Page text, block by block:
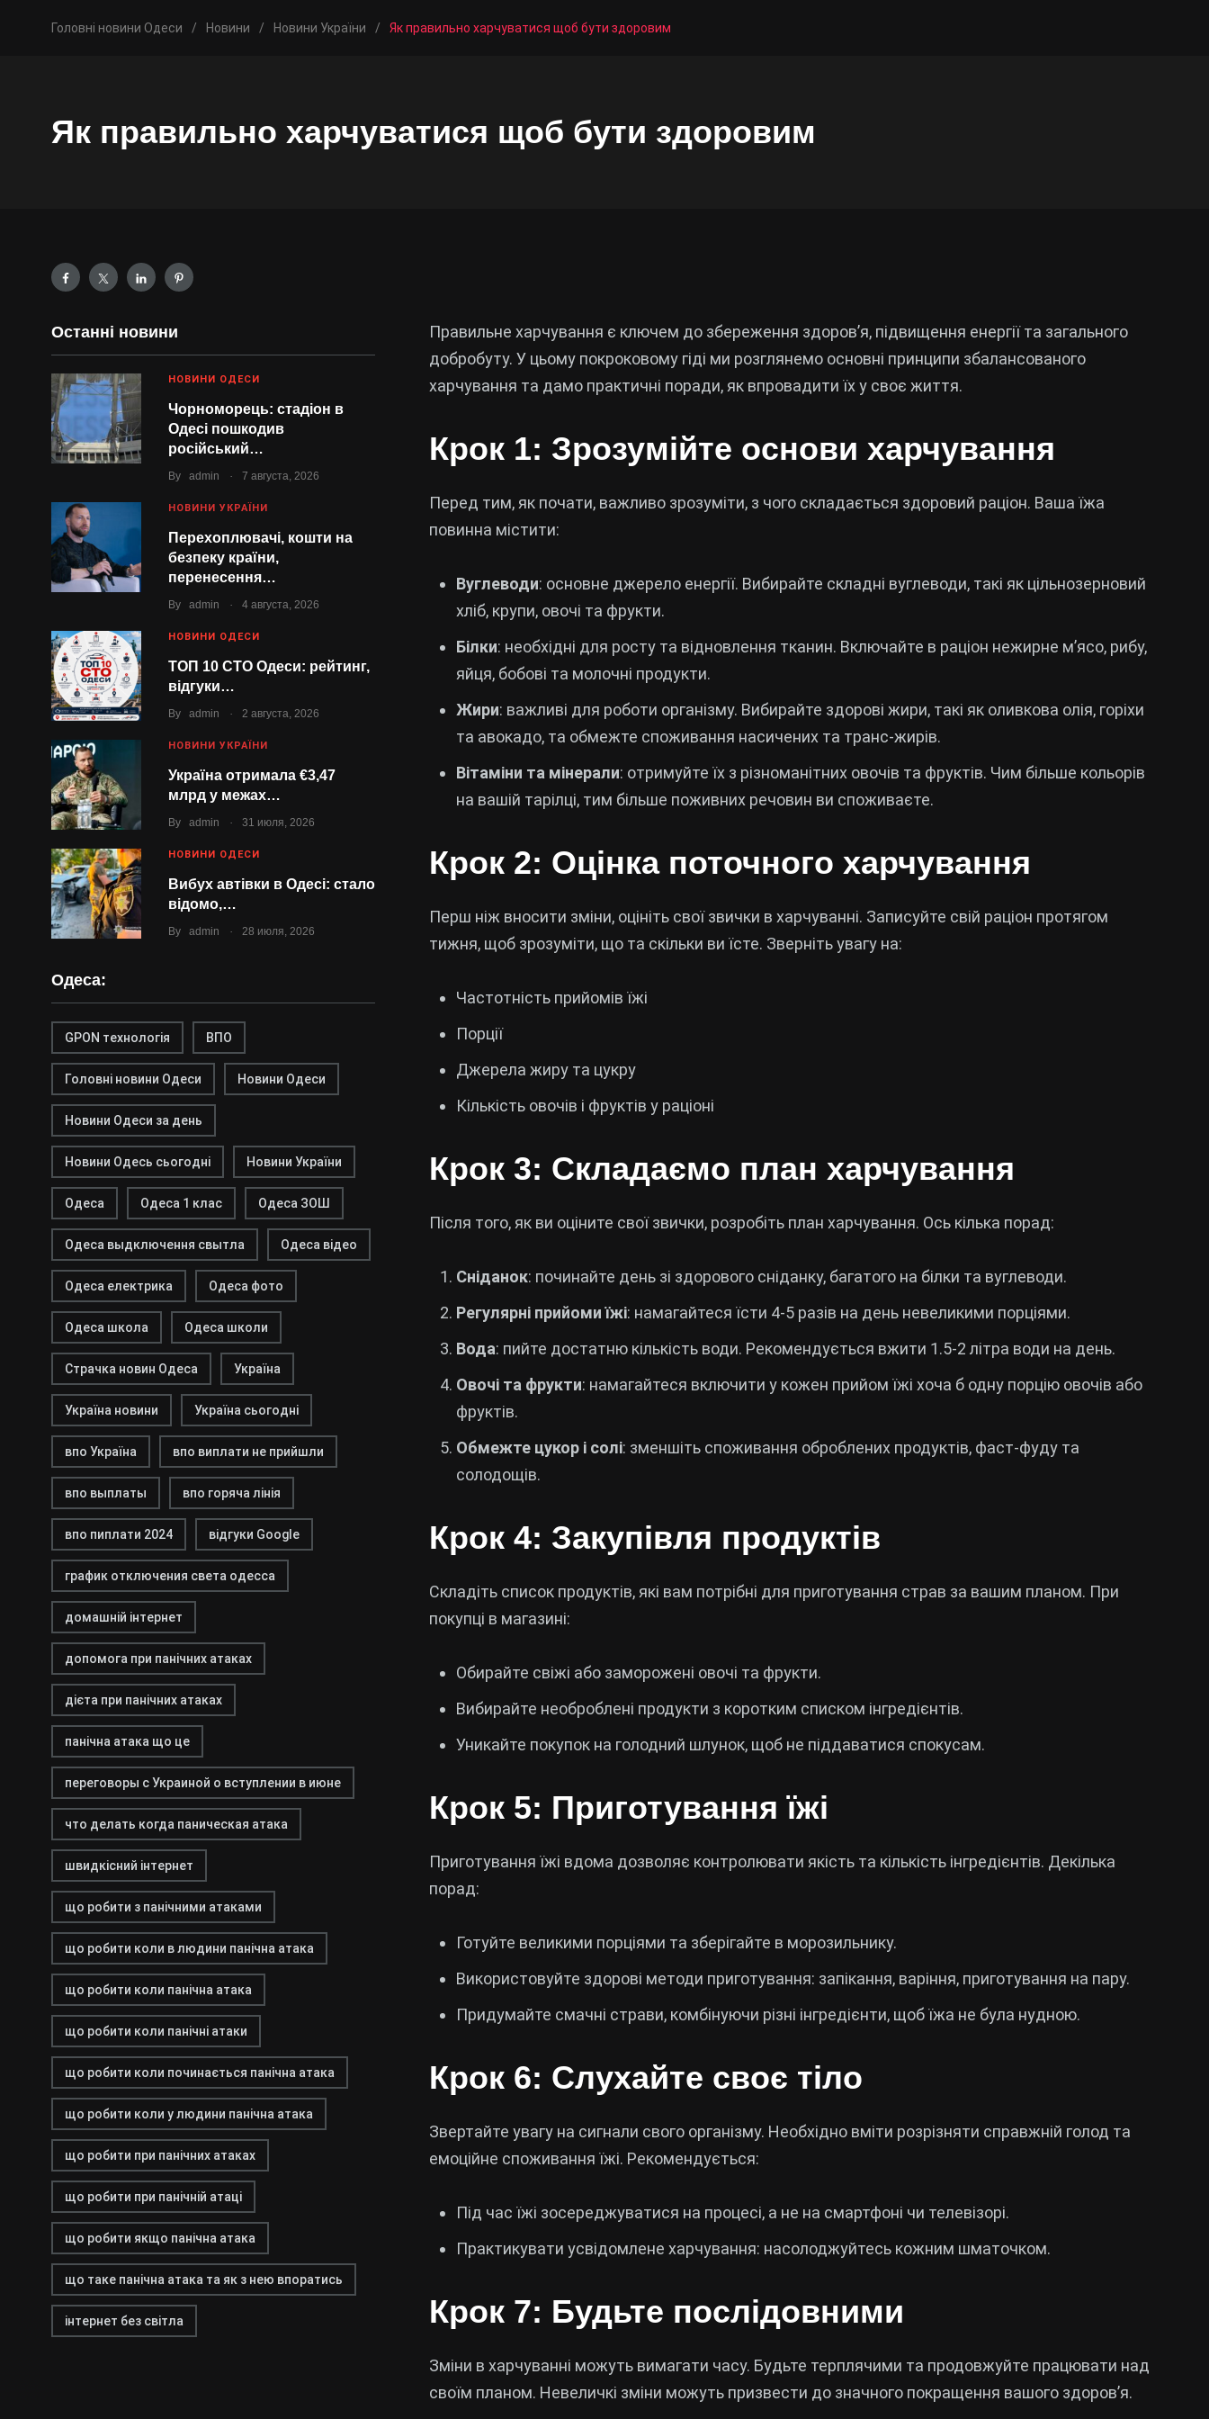
Головні новини Одеси / Новини / Новини України / Як правильно харчуватися щоб бути здоровим
Як правильно харчуватися щоб бути здоровим
Останні новини
НОВИНИ ОДЕСИ
Чорноморець: стадіон в
Одесі пошкодив
російський…
By admin . 7 августа, 2026
НОВИНИ УКРАЇНИ
Перехоплювачі, кошти на
безпеку країни,
перенесення…
By admin . 4 августа, 2026
НОВИНИ ОДЕСИ
ТОП 10 СТО Одеси: рейтинг,
відгуки…
By admin . 2 августа, 2026
НОВИНИ УКРАЇНИ
Україна отримала €3,47
млрд у межах…
By admin . 31 июля, 2026
НОВИНИ ОДЕСИ
Вибух автівки в Одесі: стало
відомо,…
By admin . 28 июля, 2026
Одеса:
GPON технологія ВПО
Головні новини Одеси Новини Одеси
Новини Одеси за день
Новини Одесь сьогодні Новини України
Одеса Одеса 1 клас Одеса ЗОШ
Одеса выдключення свытла Одеса відео
Одеса електрика Одеса фото
Одеса школа Одеса школи
Страчка новин Одеса Україна
Україна новини Україна сьогодні
впо Україна впо виплати не прийшли
впо выплаты впо горяча лінія
впо пиплати 2024 відгуки Google
график отключения света одесса
домашній інтернет
допомога при панічних атаках
дієта при панічних атаках
панічна атака що це
переговоры с Украиной о вступлении в июне
что делать когда паническая атака
швидкісний інтернет
що робити з панічними атаками
що робити коли в людини панічна атака
що робити коли панічна атака
що робити коли панічні атаки
що робити коли починається панічна атака
що робити коли у людини панічна атака
що робити при панічних атаках
що робити при панічній атаці
що робити якщо панічна атака
що таке панічна атака та як з нею впоратись
інтернет без світла
Правильне харчування є ключем до збереження здоров’я, підвищення енергії та загального
добробуту. У цьому покроковому гіді ми розглянемо основні принципи збалансованого
харчування та дамо практичні поради, як впровадити їх у своє життя.
Крок 1: Зрозумійте основи харчування
Перед тим, як почати, важливо зрозуміти, з чого складається здоровий раціон. Ваша їжа
повинна містити:
Вуглеводи: основне джерело енергії. Вибирайте складні вуглеводи, такі як цільнозерновий
хліб, крупи, овочі та фрукти.
Білки: необхідні для росту та відновлення тканин. Включайте в раціон нежирне м’ясо, рибу,
яйця, бобові та молочні продукти.
Жири: важливі для роботи організму. Вибирайте здорові жири, такі як оливкова олія, горіхи
та авокадо, та обмежте споживання насичених та транс-жирів.
Вітаміни та мінерали: отримуйте їх з різноманітних овочів та фруктів. Чим більше кольорів
на вашій тарілці, тим більше поживних речовин ви споживаєте.
Крок 2: Оцінка поточного харчування
Перш ніж вносити зміни, оцініть свої звички в харчуванні. Записуйте свій раціон протягом
тижня, щоб зрозуміти, що та скільки ви їсте. Зверніть увагу на:
Частотність прийомів їжі
Порції
Джерела жиру та цукру
Кількість овочів і фруктів у раціоні
Крок 3: Складаємо план харчування
Після того, як ви оціните свої звички, розробіть план харчування. Ось кілька порад:
Сніданок: починайте день зі здорового сніданку, багатого на білки та вуглеводи.
Регулярні прийоми їжі: намагайтеся їсти 4-5 разів на день невеликими порціями.
Вода: пийте достатню кількість води. Рекомендується вжити 1.5-2 літра води на день.
Овочі та фрукти: намагайтеся включити у кожен прийом їжі хоча б одну порцію овочів або
фруктів.
Обмежте цукор і солі: зменшіть споживання оброблених продуктів, фаст-фуду та
солодощів.
Крок 4: Закупівля продуктів
Складіть список продуктів, які вам потрібні для приготування страв за вашим планом. При
покупці в магазині:
Обирайте свіжі або заморожені овочі та фрукти.
Вибирайте необроблені продукти з коротким списком інгредієнтів.
Уникайте покупок на голодний шлунок, щоб не піддаватися спокусам.
Крок 5: Приготування їжі
Приготування їжі вдома дозволяє контролювати якість та кількість інгредієнтів. Декілька
порад:
Готуйте великими порціями та зберігайте в морозильнику.
Використовуйте здорові методи приготування: запікання, варіння, приготування на пару.
Придумайте смачні страви, комбінуючи різні інгредієнти, щоб їжа не була нудною.
Крок 6: Слухайте своє тіло
Звертайте увагу на сигнали свого організму. Необхідно вміти розрізняти справжній голод та
емоційне споживання їжі. Рекомендується:
Під час їжі зосереджуватися на процесі, а не на смартфоні чи телевізорі.
Практикувати усвідомлене харчування: насолоджуйтесь кожним шматочком.
Крок 7: Будьте послідовними
Зміни в харчуванні можуть вимагати часу. Будьте терплячими та продовжуйте працювати над
своїм планом. Невеличкі зміни можуть призвести до значного покращення вашого здоров’я.